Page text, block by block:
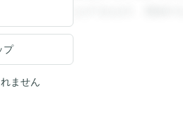
閲覧することができます。登録する
プ
ません